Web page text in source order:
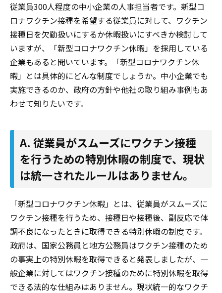
従業員300人程度の中小企業の人事担当者です。新型コ
ロナワクチン接種を希望する従業員に対して、ワクチン
接種日を欠勤扱いにするか休暇扱いにすべきか検討して
いますが、「新型コロナワクチン休暇」を採用している
企業もあると聞いています。「新型コロナワクチン休
暇」とは具体的にどんな制度でしょうか。中小企業でも
実施できるのか、政府の方針や他社の取り組み事例もあ
わせて知りたいです。
A. 従業員がスムーズにワクチン接種
を行うための特別休暇の制度で、現状
は統一されたルールはありません。
「新型コロナワクチン休暇」とは、従業員がスムーズに
ワクチン接種を行うため、接種日や接種後、副反応で体
調不良になったときに取得できる特別休暇の制度です。
政府は、国家公務員と地方公務員はワクチン接種のため
の事実上の特別休暇を取得できると発表しましたが、一
般企業に対してはワクチン接種のために特別休暇を取得
できる法的な仕組みはありません。現状統一的なワクチ